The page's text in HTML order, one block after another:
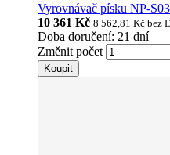
Vyrovnávač písku NP-
10 361 Kč 8 562,81 Kč bez
Doba doručení: 21 dní
Změnit počet
Koupit